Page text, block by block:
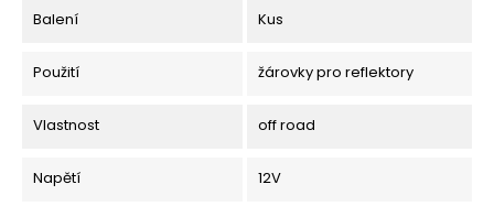
Balení Kus
Použití žárovky pro reflektory
Vlastnost off road
Napětí 12V